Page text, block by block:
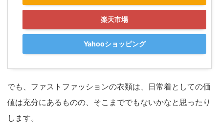
楽天市場
Yahooショッピング
でも、ファストファッションの衣類は、日常着としての価
値は充分にあるものの、そこまででもないかなと思ったり
します。